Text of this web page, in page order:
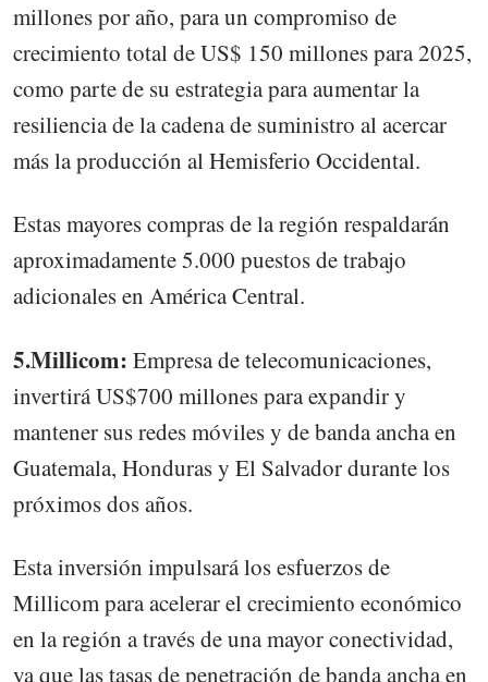
millones por año, para un compromiso de
crecimiento total de US$ 150 millones para 2025,
como parte de su estrategia para aumentar la
resiliencia de la cadena de suministro al acercar
más la producción al Hemisferio Occidental.
Estas mayores compras de la región respaldarán
aproximadamente 5.000 puestos de trabajo
adicionales en América Central.
5.Millicom: Empresa de telecomunicaciones,
invertirá US$700 millones para expandir y
mantener sus redes móviles y de banda ancha en
Guatemala, Honduras y El Salvador durante los
próximos dos años.
Esta inversión impulsará los esfuerzos de
Millicom para acelerar el crecimiento económico
en la región a través de una mayor conectividad,
ya que las tasas de penetración de banda ancha en